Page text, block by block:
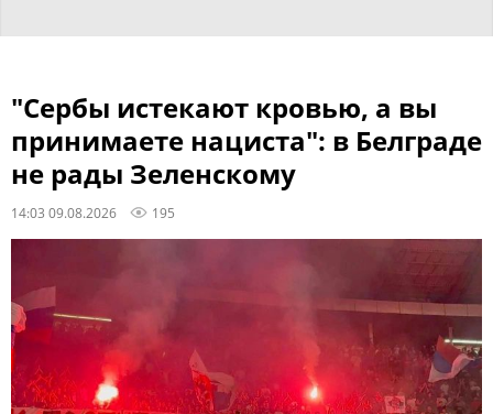
"Сербы истекают кровью, а вы
принимаете нациста": в Белграде
не рады Зеленскому
14:03 09.08.2026 195